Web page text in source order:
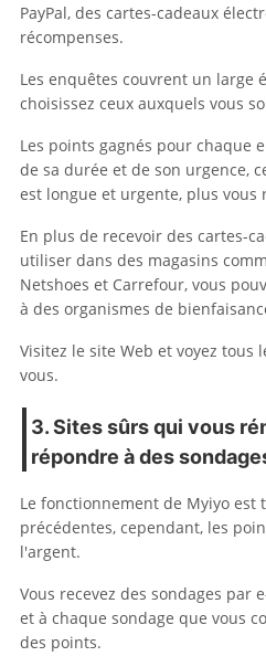
PayPal, des cartes-cadeaux
récompenses.
Les enquêtes couvrent un large
choisissez ceux auxquels vous
Les points gagnés pour chaque
de sa durée et de son urgence,
est longue et urgente, plus vous
En plus de recevoir des cartes-
utiliser dans des magasins
Netshoes et Carrefour, vous
à des organismes de
Visitez le site Web et voyez tous
vous.
3. Sites sûrs qui vous
répondre à des
Le fonctionnement de Myiyo est
précédentes, cependant, les
l'argent.
Vous recevez des sondages par
et à chaque sondage que vous
des points.